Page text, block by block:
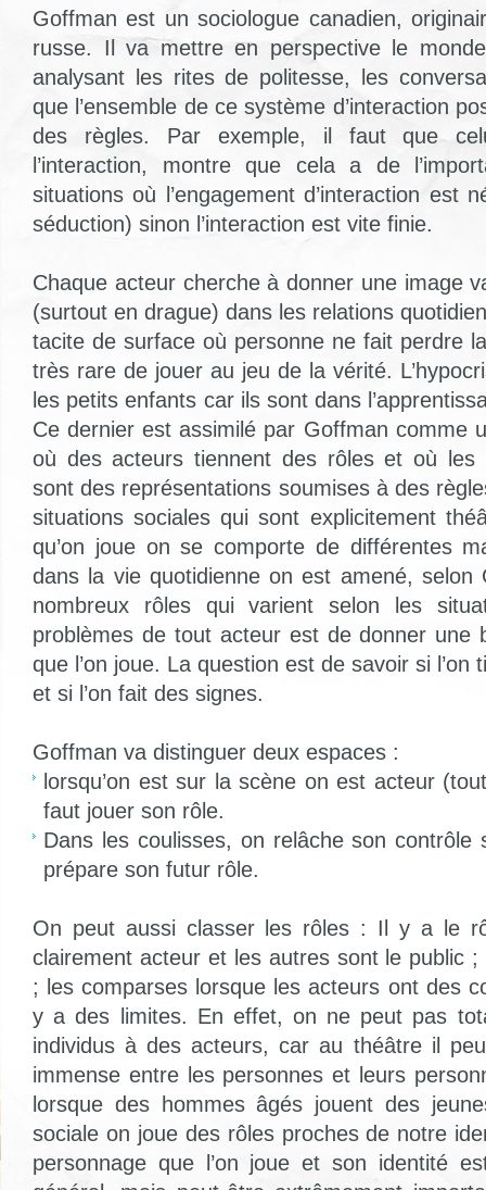
Goffman est un sociologue canadien,
russe. Il va mettre en perspective le
analysant les rites de politesse, les
que l’ensemble de ce système d’interaction
des règles. Par exemple, il faut que
l’interaction, montre que cela a de
situations où l’engagement d’interaction est
séduction) sinon l’interaction est vite finie.
Chaque acteur cherche à donner une image
(surtout en drague) dans les relations
tacite de surface où personne ne fait perdre
très rare de jouer au jeu de la vérité.
les petits enfants car ils sont dans
Ce dernier est assimilé par Goffman comme
où des acteurs tiennent des rôles et où les
sont des représentations soumises à des
situations sociales qui sont explicitement
qu’on joue on se comporte de différentes
dans la vie quotidienne on est amené, selon
nombreux rôles qui varient selon les
problèmes de tout acteur est de donner une
que l’on joue. La question est de savoir si l’on
et si l’on fait des signes.
Goffman va distinguer deux espaces :
lorsqu’on est sur la scène on est acteur
faut jouer son rôle.
Dans les coulisses, on relâche son contrôle
prépare son futur rôle.
On peut aussi classer les rôles : Il y a le
clairement acteur et les autres sont le public
; les comparses lorsque les acteurs ont des
y a des limites. En effet, on ne peut pas
individus à des acteurs, car au théâtre il
immense entre les personnes et leurs
lorsque des hommes âgés jouent des
sociale on joue des rôles proches de notre
personnage que l’on joue et son identité